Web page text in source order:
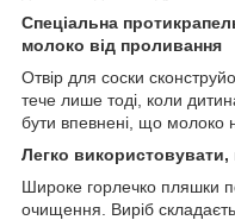
Спеціальна
молоко від проливання
Отвір для соски
тече лише тоді, коли
бути впевнені, що молоко
Легко використовувати,
Широке горлечко пляшки
очищення. Виріб